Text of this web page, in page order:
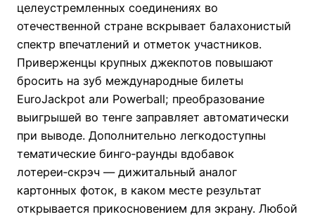
целеустремленных соединениях во
отечественной стране вскрывает балахонистый
спектр впечатлений и отметок участников.
Приверженцы крупных джекпотов повышают
бросить на зуб международные билеты
EuroJackpot али Powerball; преобразование
выигрышей во тенге заправляет автоматически
при выводе. Дополнительно легкодоступны
тематические бинго‑раунды вдобавок
лотереи‑скрэч — дижитальный аналог
картонных фоток, в каком месте результат
открывается прикосновением для экрану. Любой